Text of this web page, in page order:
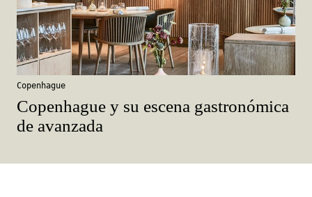
Copenhague
Copenhague y su escena gastronómica
de avanzada